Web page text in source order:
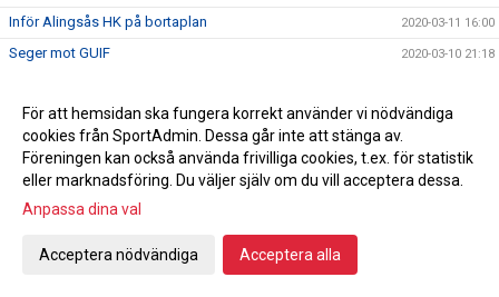
Inför Alingsås HK på bortaplan 2020-03-11 16:00
Seger mot GUIF 2020-03-10 21:18
Damlagets första spelare klara 2020-03-09 11:55
Inför Redbergslids IK borta
Seger mot HK Varberg 2020-03-02 21:30
Etablerad målvakt med Internationell erfarenhet klar för IFK
Inför HK Varberg på hemmaplan
För att hemsidan ska fungera korrekt använder vi nödvändiga
cookies från SportAdmin. Dessa går inte att stänga av.
Föreningen kan också använda frivilliga cookies, t.ex. för statistik
eller marknadsföring. Du väljer själv om du vill acceptera dessa.
Anpassa dina val
Acceptera nödvändiga Acceptera alla